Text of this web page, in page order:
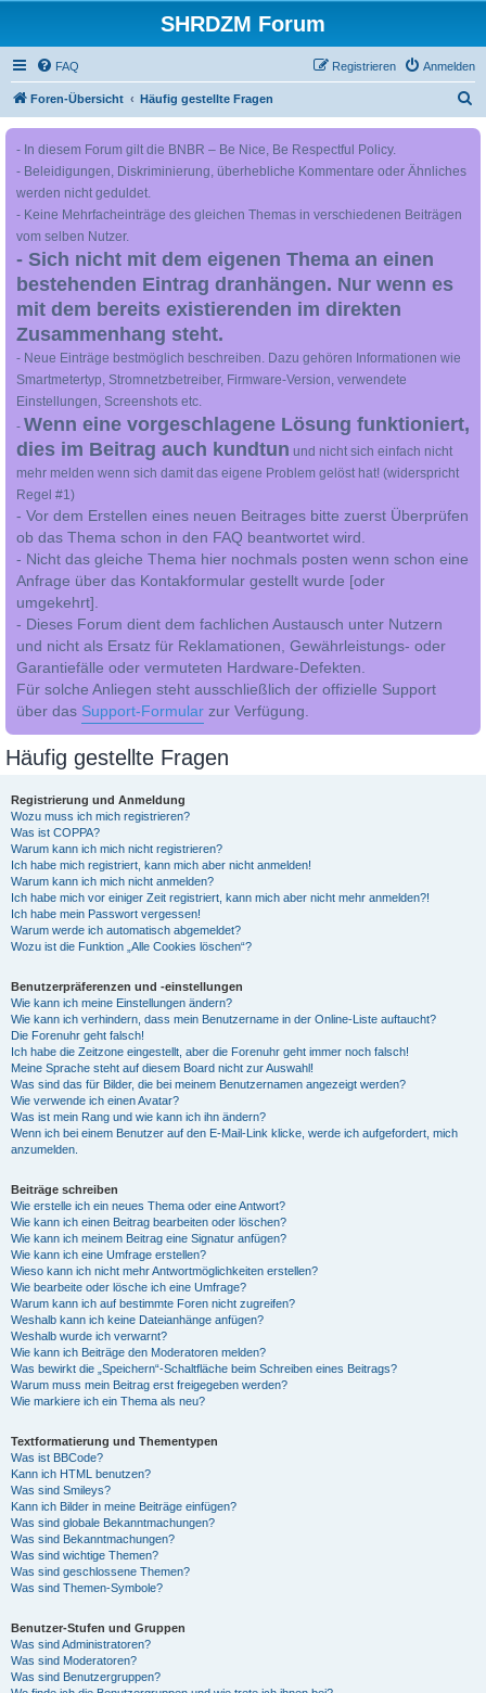
SHRDZM Forum
FAQ Anmelden
Registrieren
Foren-Übersicht Häufig gestellte Fragen
- In diesem Forum gilt die BNBR – Be Nice, Be Respectful Policy.
- Beleidigungen, Diskriminierung, überhebliche Kommentare oder Ähnliches
werden nicht geduldet.
- Keine Mehrfacheinträge des gleichen Themas in verschiedenen Beiträgen
vom selben Nutzer.
- Sich nicht mit dem eigenen Thema an einen
bestehenden Eintrag dranhängen. Nur wenn es
mit dem bereits existierenden im direkten
Zusammenhang steht.
- Neue Einträge bestmöglich beschreiben. Dazu gehören Informationen wie
Smartmetertyp, Stromnetzbetreiber, Firmware-Version, verwendete
Einstellungen, Screenshots etc.
- Wenn eine vorgeschlagene Lösung funktioniert,
dies im Beitrag auch kundtun und nicht sich einfach nicht
mehr melden wenn sich damit das eigene Problem gelöst hat! (widerspricht
Regel #1)
- Vor dem Erstellen eines neuen Beitrages bitte zuerst Überprüfen
ob das Thema schon in den FAQ beantwortet wird.
- Nicht das gleiche Thema hier nochmals posten wenn schon eine
Anfrage über das Kontakformular gestellt wurde [oder
umgekehrt].
- Dieses Forum dient dem fachlichen Austausch unter Nutzern
und nicht als Ersatz für Reklamationen, Gewährleistungs- oder
Garantiefälle oder vermuteten Hardware-Defekten.
Für solche Anliegen steht ausschließlich der offizielle Support
über das Support-Formular zur Verfügung.
Häufig gestellte Fragen
Registrierung und Anmeldung
Wozu muss ich mich registrieren?
Was ist COPPA?
Warum kann ich mich nicht registrieren?
Ich habe mich registriert, kann mich aber nicht anmelden!
Warum kann ich mich nicht anmelden?
Ich habe mich vor einiger Zeit registriert, kann mich aber nicht mehr anmelden?!
Ich habe mein Passwort vergessen!
Warum werde ich automatisch abgemeldet?
Wozu ist die Funktion „Alle Cookies löschen“?
Benutzerpräferenzen und -einstellungen
Wie kann ich meine Einstellungen ändern?
Wie kann ich verhindern, dass mein Benutzername in der Online-Liste auftaucht?
Die Forenuhr geht falsch!
Ich habe die Zeitzone eingestellt, aber die Forenuhr geht immer noch falsch!
Meine Sprache steht auf diesem Board nicht zur Auswahl!
Was sind das für Bilder, die bei meinem Benutzernamen angezeigt werden?
Wie verwende ich einen Avatar?
Was ist mein Rang und wie kann ich ihn ändern?
Wenn ich bei einem Benutzer auf den E-Mail-Link klicke, werde ich aufgefordert, mich
anzumelden.
Beiträge schreiben
Wie erstelle ich ein neues Thema oder eine Antwort?
Wie kann ich einen Beitrag bearbeiten oder löschen?
Wie kann ich meinem Beitrag eine Signatur anfügen?
Wie kann ich eine Umfrage erstellen?
Wieso kann ich nicht mehr Antwortmöglichkeiten erstellen?
Wie bearbeite oder lösche ich eine Umfrage?
Warum kann ich auf bestimmte Foren nicht zugreifen?
Weshalb kann ich keine Dateianhänge anfügen?
Weshalb wurde ich verwarnt?
Wie kann ich Beiträge den Moderatoren melden?
Was bewirkt die „Speichern“-Schaltfläche beim Schreiben eines Beitrags?
Warum muss mein Beitrag erst freigegeben werden?
Wie markiere ich ein Thema als neu?
Textformatierung und Thementypen
Was ist BBCode?
Kann ich HTML benutzen?
Was sind Smileys?
Kann ich Bilder in meine Beiträge einfügen?
Was sind globale Bekanntmachungen?
Was sind Bekanntmachungen?
Was sind wichtige Themen?
Was sind geschlossene Themen?
Was sind Themen-Symbole?
Benutzer-Stufen und Gruppen
Was sind Administratoren?
Was sind Moderatoren?
Was sind Benutzergruppen?